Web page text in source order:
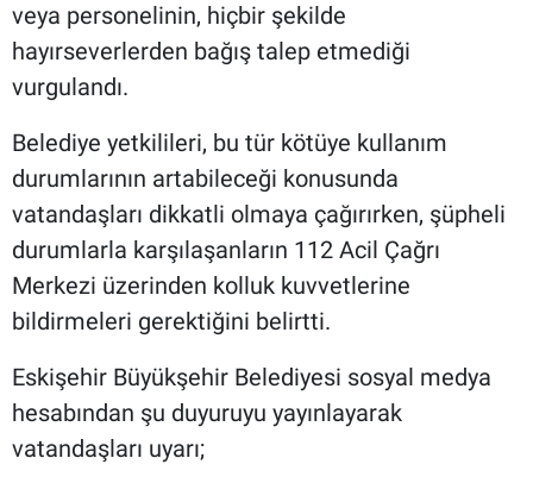
veya personelinin, hiçbir şekilde
hayırseverlerden bağış talep etmediği
vurgulandı.
Belediye yetkilileri, bu tür kötüye kullanım
durumlarının artabileceği konusunda
vatandaşları dikkatli olmaya çağırırken, şüpheli
durumlarla karşılaşanların 112 Acil Çağrı
Merkezi üzerinden kolluk kuvvetlerine
bildirmeleri gerektiğini belirtti.
Eskişehir Büyükşehir Belediyesi sosyal medya
hesabından şu duyuruyu yayınlayarak
vatandaşları uyarı;